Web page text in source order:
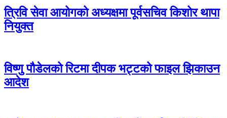
त्रिवि सेवा आयोगको अध्यक्षमा पूर्वसचिव किशोर थापा
नियुक्त
विष्णु पौडेलको रिटमा दीपक भट्टको फाइल झिकाउन
आदेश